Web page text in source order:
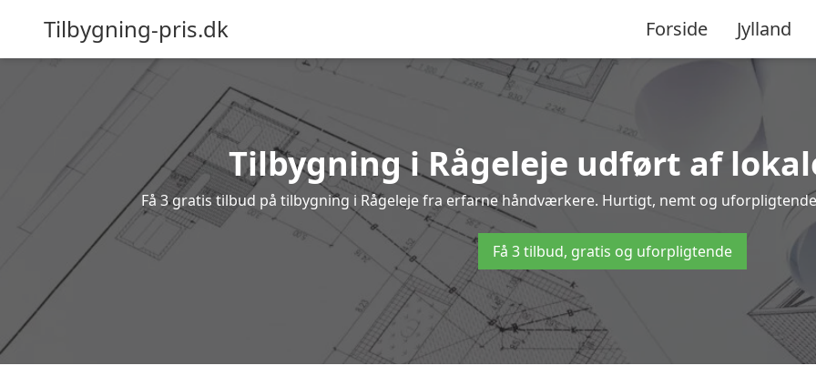
Tilbygning-pris.dk Forside Jylland
Tilbygning i Rågeleje udført af
Få 3 gratis tilbud på tilbygning i Rågeleje fra erfarne håndværkere. Hurtigt, nemt og
Få 3 tilbud, gratis og uforpligtende